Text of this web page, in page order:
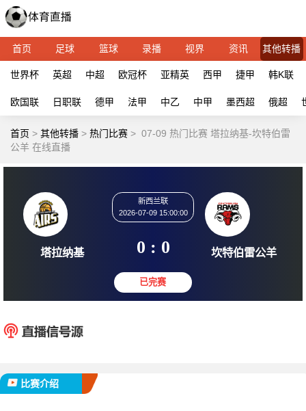
首页 足球 篮球 录播 视界 资讯 其他转播
世界杯 英超 中超 欧冠杯 亚精英 西甲 捷甲 韩K联
欧国联 日职联 德甲 法甲 中乙 中甲 墨西超 俄超
首页 > 其他转播 > 热门比赛 > 07-09 热门比赛 塔拉纳基-坎特伯雷
公羊 在线直播
新西兰联
2026-07-09 15:00:00
0 : 0
比赛介绍